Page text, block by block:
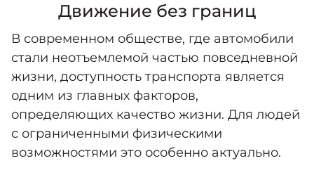
Движение без границ
В современном обществе, где автомобили
стали неотъемлемой частью повседневной
жизни, доступность транспорта является
одним из главных факторов,
определяющих качество жизни. Для людей
с ограниченными физическими
возможностями это особенно актуально.